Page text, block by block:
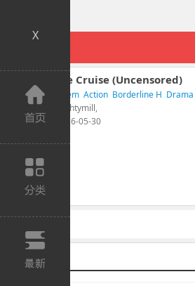
Rob in Zone Cruise (Uncensored)
Từ khóa： Harem Action Borderline H Drama
Tác giả： Naughtymill,
Cập nhật： 2026-05-30
X